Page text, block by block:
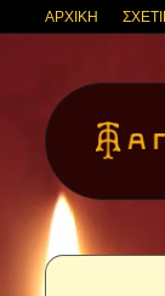
ΑΡΧΙΚΗ